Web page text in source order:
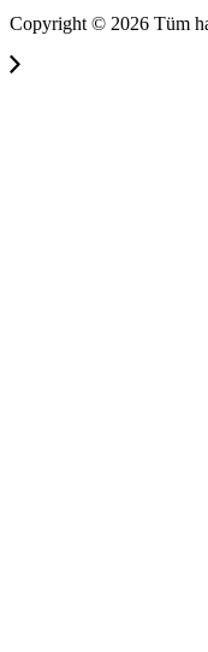
Copyright © 2026 Tüm